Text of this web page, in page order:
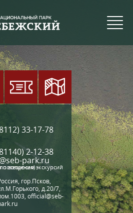
33-17-78
2-12-38
park.ru
вопросам экскурсий и посещения)
гор.Псков,
д.20/7,
official@seb-